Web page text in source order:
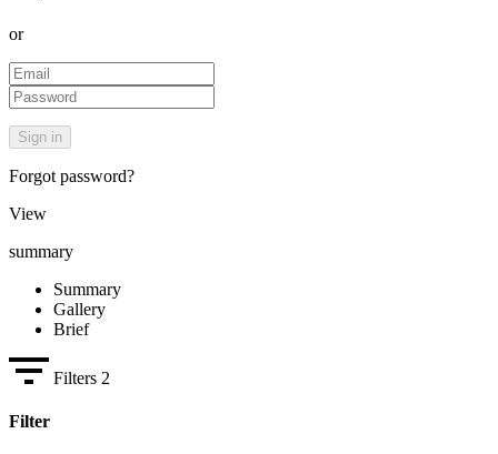
or
Forgot password?
View
summary
Summary
Gallery
Brief
Filters 2
Filter